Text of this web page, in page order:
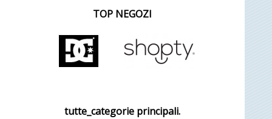
TOP NEGOZI
tutte_categorie principali.